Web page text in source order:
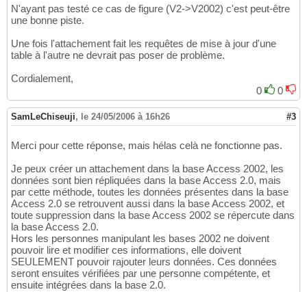
N'ayant pas testé ce cas de figure (V2->V2002) c'est peut-être
une bonne piste.
Une fois l'attachement fait les requêtes de mise à jour d'une
table à l'autre ne devrait pas poser de problème.
Cordialement,
0
0
SamLeChiseuji, le 24/05/2006 à 16h26 #3
Merci pour cette réponse, mais hélas celà ne fonctionne pas.
Je peux créer un attachement dans la base Access 2002, les
données sont bien répliquées dans la base Access 2.0, mais
par cette méthode, toutes les données présentes dans la base
Access 2.0 se retrouvent aussi dans la base Access 2002, et
toute suppression dans la base Access 2002 se répercute dans
la base Access 2.0.
Hors les personnes manipulant les bases 2002 ne doivent
pouvoir lire et modifier ces informations, elle doivent
SEULEMENT pouvoir rajouter leurs données. Ces données
seront ensuites vérifiées par une personne compétente, et
ensuite intégrées dans la base 2.0.